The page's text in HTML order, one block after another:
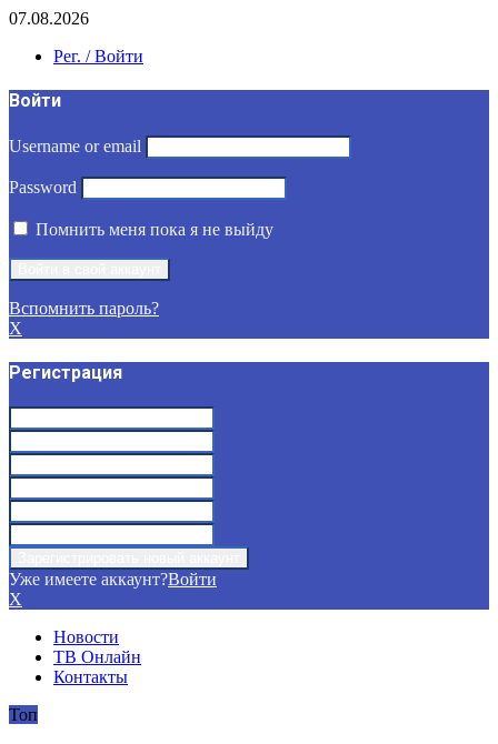
07.08.2026
Рег. / Войти
Войти
Username or email
Password
Помнить меня пока я не выйду
Вспомнить пароль?
X
Регистрация
Уже имеете аккаунт?Войти
X
Новости
ТВ Онлайн
Контакты
Топ